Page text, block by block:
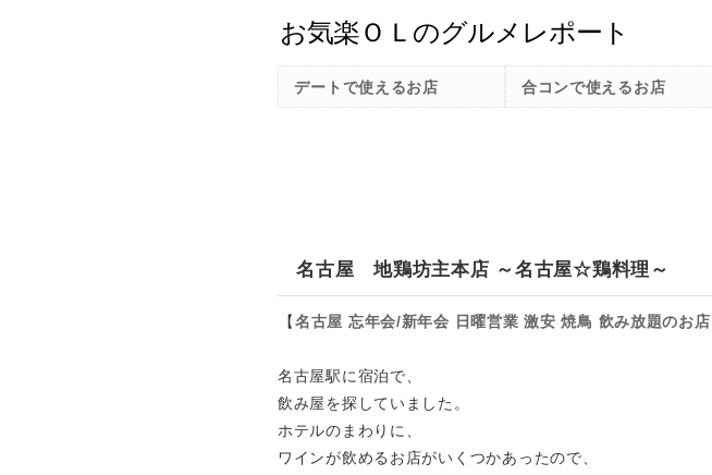
名古屋 地鶏坊主本店 ～名古屋☆鶏料理～
【名古屋 忘年会/新年会 日曜営業 激安 焼鳥 飲み放題のお店
名古屋駅に宿泊で、
飲み屋を探していました。
ホテルのまわりに、
ワインが飲めるお店がいくつかあったので、
デートで使えるお店 合コンで使えるお店